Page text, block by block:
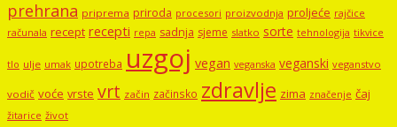
prehrana priprema priroda procesori proizvodnja proljeće rajčice
računala recept recepti repa sadnja sjeme slatko sorte tehnologija tikvice
tlo ulje umak upotreba uzgoj vegan veganska veganski veganstvo
vodič voće vrste vrt začin začinsko zdravlje zima značenje čaj
žitarice život